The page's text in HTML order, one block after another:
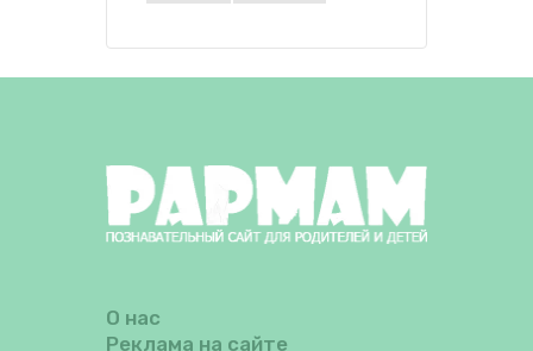
О нас
Реклама на сайте